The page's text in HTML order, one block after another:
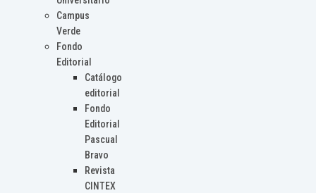
Campus
Verde
Fondo
Editorial
Catálogo
editorial
Fondo
Editorial
Pascual
Bravo
Revista
CINTEX